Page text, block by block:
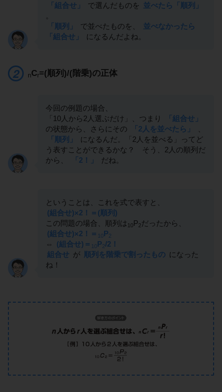
「組合せ」
で選んだものを 並べたら「順列」
「順列」
で並べたものを、
並べなかったら
「組合せ」
になるんだよね。
nCr=(順列)/(階乗)の正体
今回の例題の場合、
「10人から2人選ぶだけ」、つまり
「組合せ」
の状態から、さらにその
「2人を並べたら」
「順列」
になるんだ。「2人を並べる」ってど
う表すことができるかな？ そう、2人の順列だ
から、
「2！」 だね。
ということは、これを式で表すと、
(組合せ)×2！＝(順列)
この問題の場合、順列は 10P2 だったから、
(組合せ)×2！＝ 10P2
⇔ (組合せ)＝ 10P2/2！
組合せ が 順列を階乗で割ったもの になった
ね！